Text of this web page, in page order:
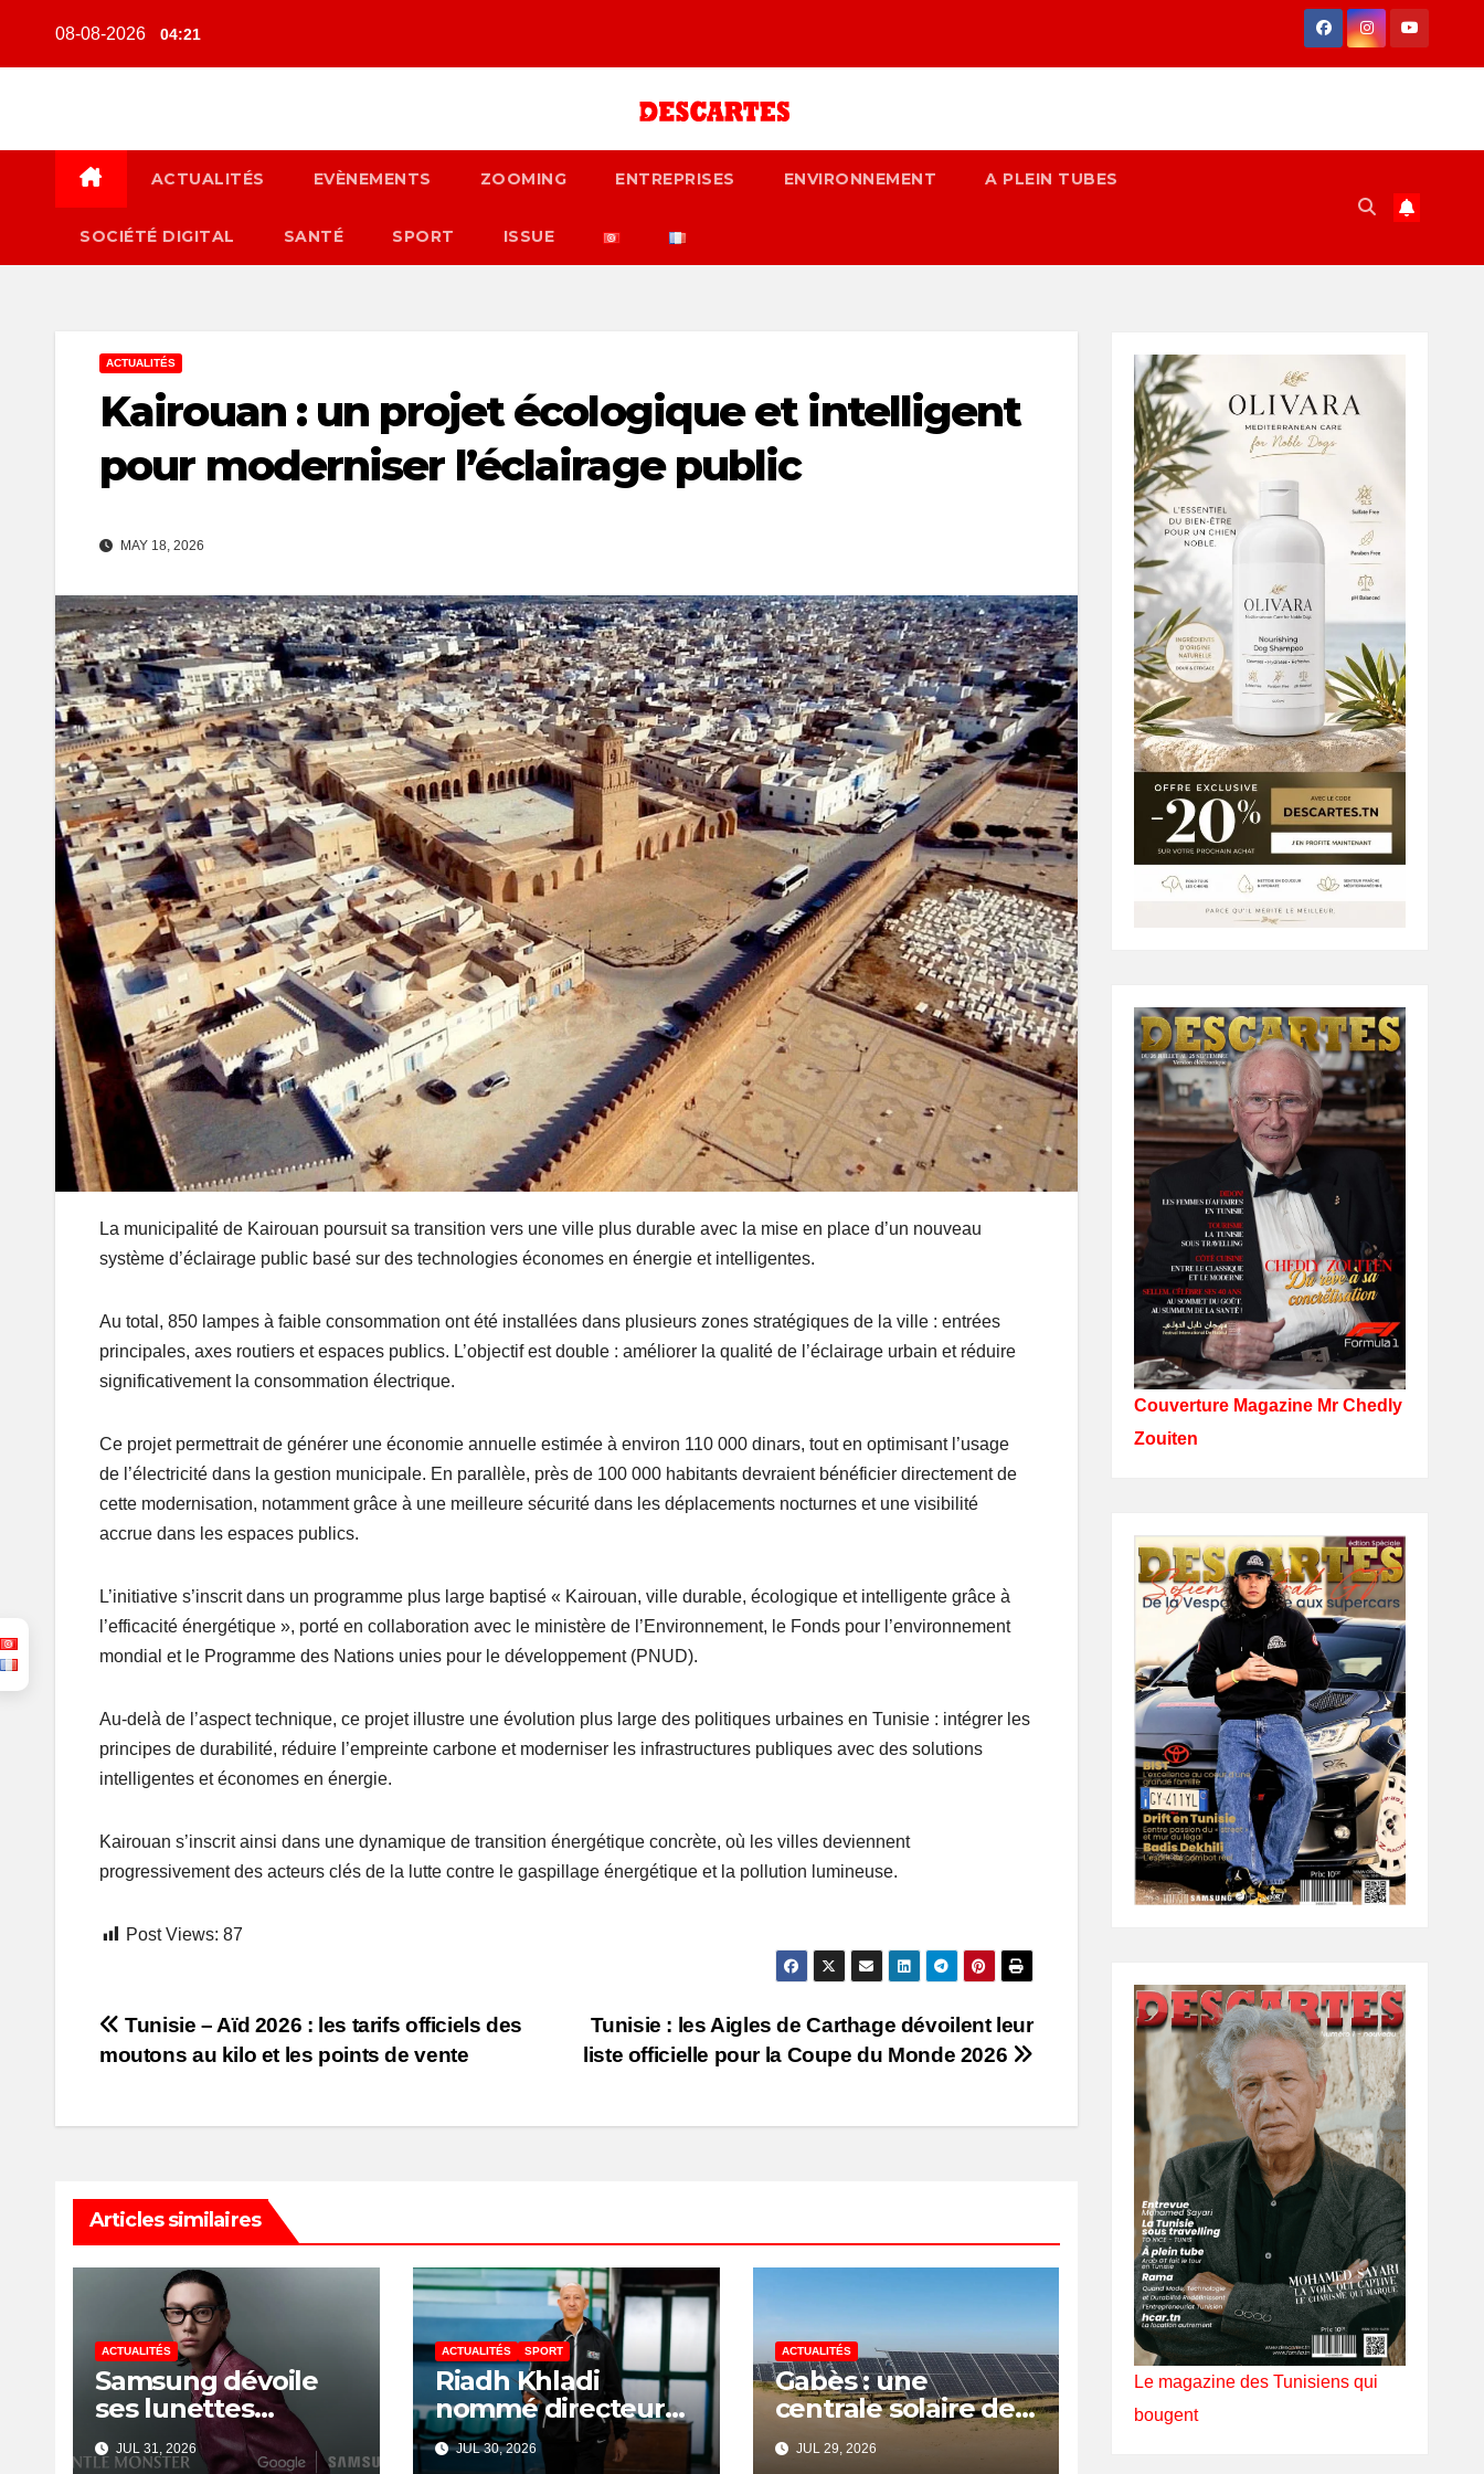
08-08-2026 04:21
ACTUALITÉS EVÈNEMENTS ZOOMING ENTREPRISES ENVIRONNEMENT A PLEIN TUBES
SOCIÉTÉ DIGITAL SANTÉ SPORT ISSUE
ACTUALITÉS
Kairouan : un projet écologique et intelligent
pour moderniser l’éclairage public
MAY 18, 2026
La municipalité de Kairouan poursuit sa transition vers une ville plus durable avec la mise en place d’un nouveau
système d’éclairage public basé sur des technologies économes en énergie et intelligentes.
Au total, 850 lampes à faible consommation ont été installées dans plusieurs zones stratégiques de la ville : entrées
principales, axes routiers et espaces publics. L’objectif est double : améliorer la qualité de l’éclairage urbain et réduire
significativement la consommation électrique.
Ce projet permettrait de générer une économie annuelle estimée à environ 110 000 dinars, tout en optimisant l’usage
de l’électricité dans la gestion municipale. En parallèle, près de 100 000 habitants devraient bénéficier directement de
cette modernisation, notamment grâce à une meilleure sécurité dans les déplacements nocturnes et une visibilité
accrue dans les espaces publics.
L’initiative s’inscrit dans un programme plus large baptisé « Kairouan, ville durable, écologique et intelligente grâce à
l’efficacité énergétique », porté en collaboration avec le ministère de l’Environnement, le Fonds pour l’environnement
mondial et le Programme des Nations unies pour le développement (PNUD).
Au-delà de l’aspect technique, ce projet illustre une évolution plus large des politiques urbaines en Tunisie : intégrer les
principes de durabilité, réduire l’empreinte carbone et moderniser les infrastructures publiques avec des solutions
intelligentes et économes en énergie.
Kairouan s’inscrit ainsi dans une dynamique de transition énergétique concrète, où les villes deviennent
progressivement des acteurs clés de la lutte contre le gaspillage énergétique et la pollution lumineuse.
Post Views: 87
Post
Tunisie : les Aigles de Carthage dévoilent leur
liste officielle pour la Coupe du Monde 2026
Tunisie – Aïd 2026 : les tarifs officiels des
moutons au kilo et les points de vente
Articles similaires
ACTUALITÉS
Samsung dévoile
ses lunettes
intelligentes Galaxy
avec IA et Gemini
JUL 31, 2026
ACTUALITÉS SPORT
Riadh Khladi
nommé directeur
de la Direction
Nationale de
JUL 30, 2026
ACTUALITÉS
Gabès : une
centrale solaire de
340 millions de
dinars pour
JUL 29, 2026
Couverture Magazine Mr Chedly
Zouiten
Le magazine des Tunisiens qui
bougent